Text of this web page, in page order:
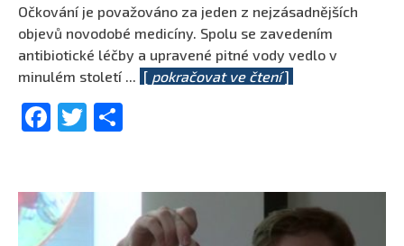
Očkování je považováno za jeden z nejzásadnějších
objevů novodobé medicíny. Spolu se zavedením
antibiotické léčby a upravené pitné vody vedlo v
minulém století ... [ pokračovat ve čtení]
Facebook
Twitter